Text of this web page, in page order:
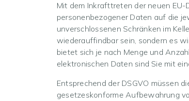
Mit dem Inkrafttreten der neuen
personenbezogener Daten auf die
unverschlossenen Schränken im
wiederauffindbar sein, sondern es
bietet sich je nach Menge und
elektronischen Daten sind Sie mit
Entsprechend der DSGVO müssen
gesetzeskonforme Aufbewahrung